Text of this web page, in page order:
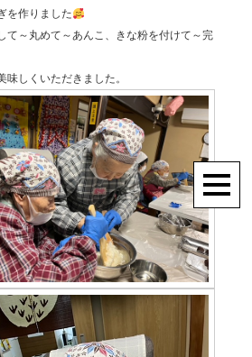
を作りました
て～丸めて～あんこ、きな粉を付けて～完
味しくいただきました。